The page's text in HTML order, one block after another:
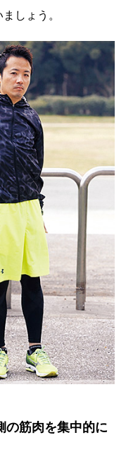
しょう。
の筋肉を集中的に